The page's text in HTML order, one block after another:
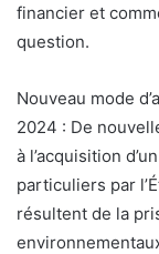
financier et
question.
Nouveau mode
2024 : De
à l’acquisition
particuliers par
résultent de la